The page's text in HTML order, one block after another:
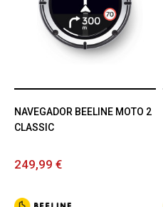
NAVEGADOR BEELINE MOTO 2
CLASSIC
249,99 €